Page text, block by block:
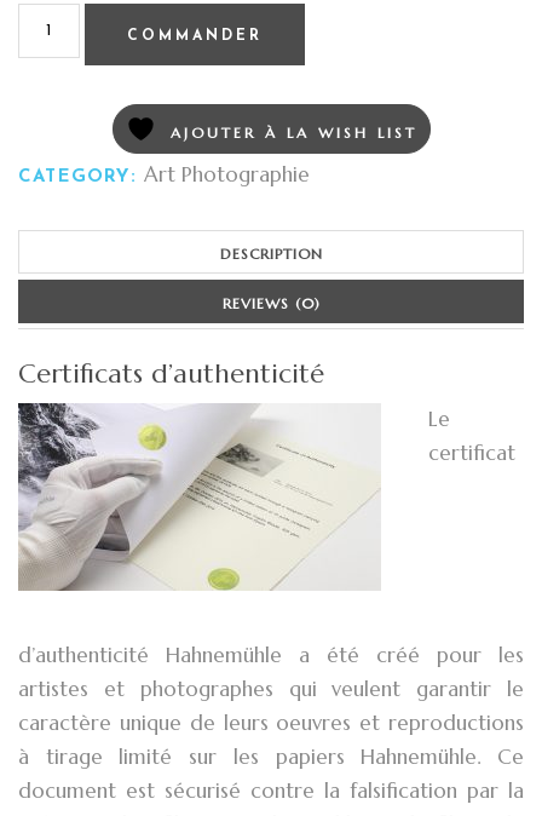
COMMANDER
AJOUTER À LA WISH LIST
CATEGORY: Art Photographie
DESCRIPTION
REVIEWS (0)
Certificats d’authenticité
Le
certificat
d’authenticité Hahnemühle a été créé pour les
artistes et photographes qui veulent garantir le
caractère unique de leurs oeuvres et reproductions
à tirage limité sur les papiers Hahnemühle. Ce
document est sécurisé contre la falsification par la